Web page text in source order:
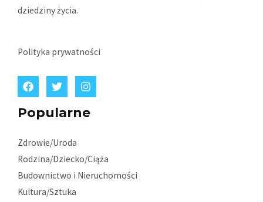
dziedziny życia.
Polityka prywatności
Popularne
Zdrowie/Uroda
Rodzina/Dziecko/Ciąża
Budownictwo i Nieruchomości
Kultura/Sztuka